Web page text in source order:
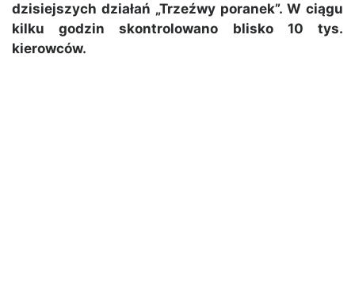
dzisiejszych działań „Trzeźwy poranek”. W ciągu
kilku godzin skontrolowano blisko 10 tys.
kierowców.